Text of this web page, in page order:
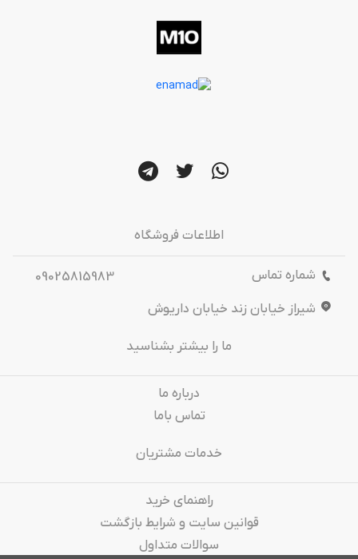
اطلاعات فروشگاه
شماره تماس
09025815983
شیراز خیابان زند خیابان داریوش
ما را بیشتر بشناسید
درباره‌ ما
تماس باما
خدمات مشتریان
راهنمای خرید
قوانین سایت و شرایط بازگشت
سوالات متداول